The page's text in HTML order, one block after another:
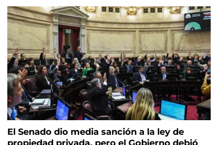
El Senado dio media sanción a la ley de